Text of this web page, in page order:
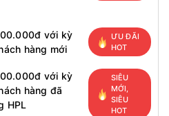
với kỳ
hàng mới
ƯU ĐÃI
HOT
với kỳ
hàng đã
HPL
SIÊU
MỚI,
SIÊU
HOT